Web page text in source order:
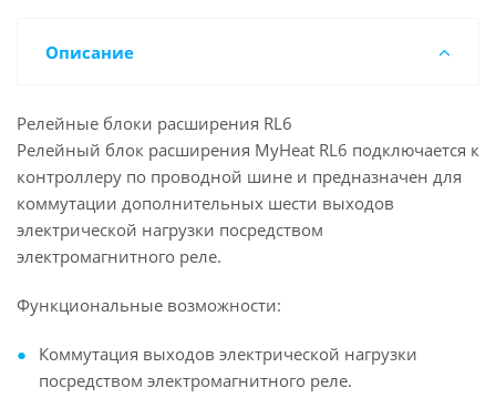
Описание
Релейные блоки расширения RL6
Релейный блок расширения MyHeat RL6 подключается к
контроллеру по проводной шине и предназначен для
коммутации дополнительных шести выходов
электрической нагрузки посредством
электромагнитного реле.
Функциональные возможности:
Коммутация выходов электрической нагрузки
посредством электромагнитного реле.